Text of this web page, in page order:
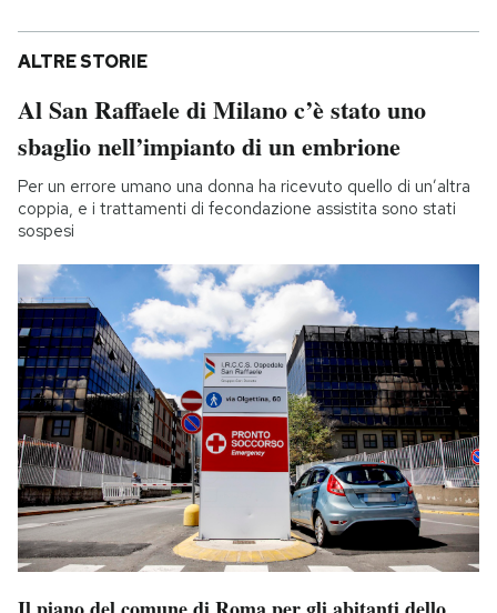
ALTRE STORIE
Al San Raffaele di Milano c’è stato uno
sbaglio nell’impianto di un embrione
Per un errore umano una donna ha ricevuto quello di un’altra
coppia, e i trattamenti di fecondazione assistita sono stati
sospesi